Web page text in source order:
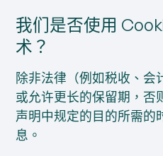
我们是否使用
术？
除非法律（例如税收、会
或允许更长的保留期，否
声明中规定的目的所需的
息。